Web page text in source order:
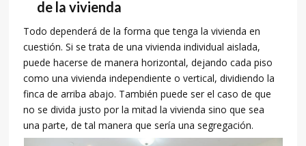
de la vivienda
Todo dependerá de la forma que tenga la vivienda en
cuestión. Si se trata de una vivienda individual aislada,
puede hacerse de manera horizontal, dejando cada piso
como una vivienda independiente o vertical, dividiendo la
finca de arriba abajo. También puede ser el caso de que
no se divida justo por la mitad la vivienda sino que sea
una parte, de tal manera que sería una segregación.